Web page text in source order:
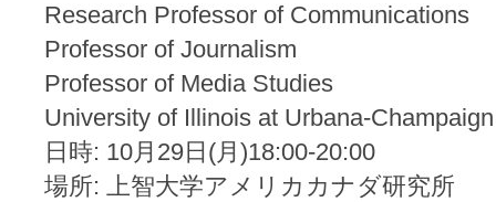
Research Professor of Communications
Professor of Journalism
Professor of Media Studies
University of Illinois at Urbana-Champaign
日時: 10月29日(月)18:00-20:00
場所: 上智大学アメリカカナダ研究所